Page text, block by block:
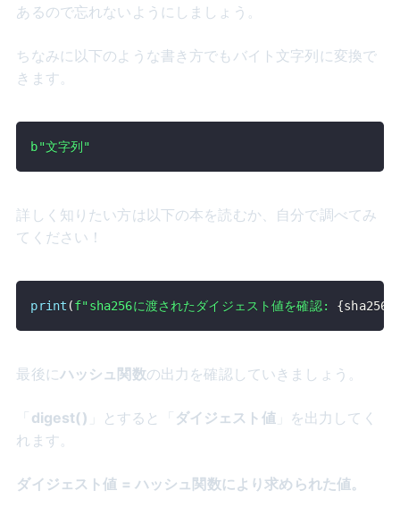
あるので忘れないようにしましょう。
ちなみに以下のような書き方でもバイト文字列に変換で
きます。
b"文字列"
詳しく知りたい方は以下の本を読むか、自分で調べてみ
てください！
print (f"sha256に渡されたダイジェスト値を確認: {sha256
最後にハッシュ関数の出力を確認していきましょう。
「 digest() 」とすると「 ダイジェスト値」を出力してく
れます。
ダイジェスト値 = ハッシュ関数により求められた値。